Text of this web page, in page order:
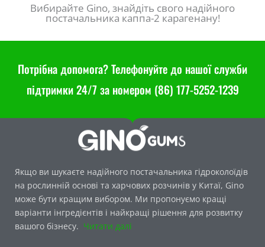
Вибирайте Gino, знайдіть свого надійного
постачальника каппа-2 карагенану!
Потрібна допомога? Телефонуйте до нашої служби
підтримки 24/7 за номером (86) 177-5252-1239
Якщо ви шукаєте надійного постачальника гідроколоїдів
на рослинній основі та харчових розчинів у Китаї, Gino
може бути кращим вибором. Ми пропонуємо кращі
варіанти інгредієнтів і найкращі рішення для розвитку
вашого бізнесу. Читати далі